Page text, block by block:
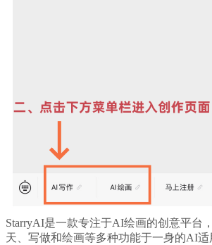
StarryAI是一款专注于AI绘画的创意平台
天、写做和绘画等多种功能于一身的AI适